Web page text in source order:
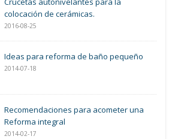
colocación de cerámicas.
2016-08-25
Ideas para reforma de baño pequeño
2014-07-18
Recomendaciones para acometer una
Reforma integral
2014-02-17